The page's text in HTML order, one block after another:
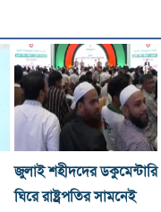
জুলাই শহীদদের ডকুমেন্টারি
ঘিরে রাষ্ট্রপতির সামনেই